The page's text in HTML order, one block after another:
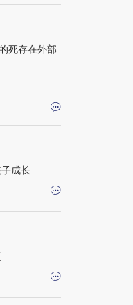
死存在外部
成长